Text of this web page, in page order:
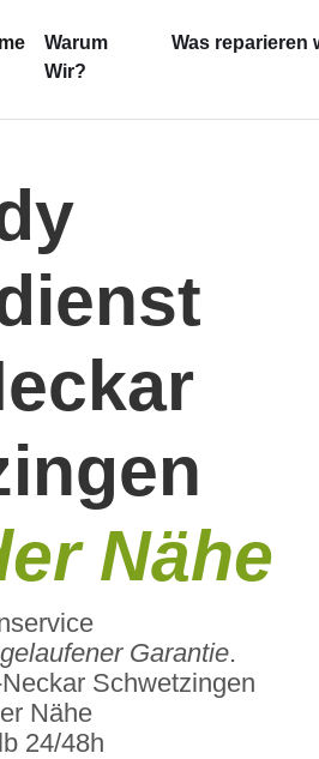
(current)
Warum
Wir?
Was reparieren
Nähe
Garantie.
Schwetzingen
Nähe
24/48h